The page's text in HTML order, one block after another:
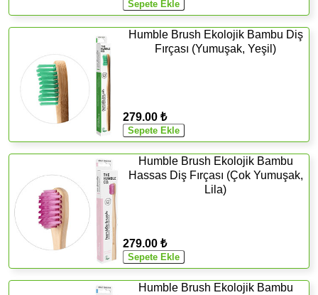
Humble Brush Ekolojik Bambu Diş
Fırçası (Yumuşak, Yeşil)
279.00 ₺
Humble Brush Ekolojik Bambu
Hassas Diş Fırçası (Çok Yumuşak,
Lila)
279.00 ₺
Humble Brush Ekolojik Bambu